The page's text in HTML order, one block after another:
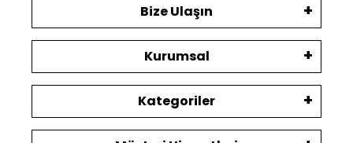
Bize Ulaşın
Kurumsal
Kategoriler